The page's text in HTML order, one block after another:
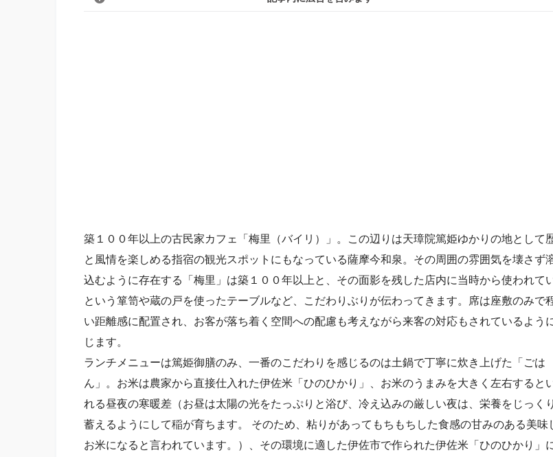
築１００年以上の古民家カフェ「梅里（バイリ）」。この辺りは天璋院篤姫ゆかりの地として
と風情を楽しめる指宿の観光スポットにもなっている薩摩今和泉。その周囲の雰囲気を壊さず
込むように存在する「梅里」は築１００年以上と、その面影を残した店内に当時から使われて
という箪笥や蔵の戸を使ったテーブルなど、こだわりぶりが伝わってきます。席は座敷のみで
い距離感に配置され、お客が落ち着く空間への配慮も考えながら来客の対応もされているよう
じます。
ランチメニューは篤姫御膳のみ、一番のこだわりを感じるのは土鍋で丁寧に炊き上げた「ごは
ん」。お米は農家から直接仕入れた伊佐米「ひのひかり」、お米のうまみを大きく左右すると
れる昼夜の寒暖差（お昼は太陽の光をたっぷりと浴び、冷え込みの厳しい夜は、栄養をじっく
蓄えるようにして稲が育ちます。 そのため、粘りがあってもちもちした食感の甘みのある美味
お米になると言われています。）、その環境に適した伊佐市で作られた伊佐米「ひのひかり」に